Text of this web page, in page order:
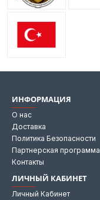
ИНФОРМАЦИЯ
О нас
Доставка
Политика Безопасности
Партнерская программа
Контакты
ЛИЧНЫЙ КАБИНЕТ
Личный Кабинет